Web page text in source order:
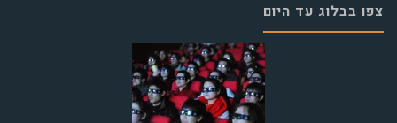
צפו בבלוג עד היום